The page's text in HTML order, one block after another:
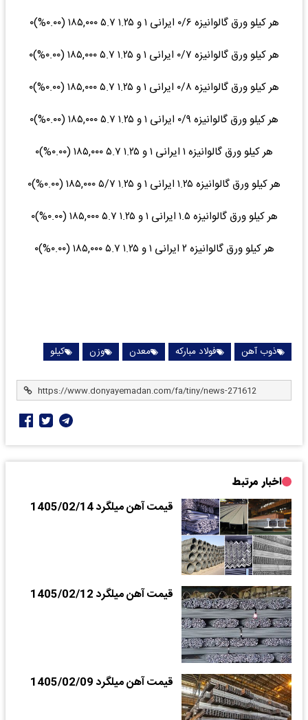
هر کیلو ورق گالوانیزه ۰/۶ ایرانی ۱ و ۱.۲۵ ۵.۷ ۱۸۵,۰۰۰ (۰.۰۰%)۰
هر کیلو ورق گالوانیزه ۰/۷ ایرانی ۱ و ۱.۲۵ ۵.۷ ۱۸۵,۰۰۰ (۰.۰۰%)۰
هر کیلو ورق گالوانیزه ۰/۸ ایرانی ۱ و ۱.۲۵ ۵.۷ ۱۸۵,۰۰۰ (۰.۰۰%)۰
هر کیلو ورق گالوانیزه ۰/۹ ایرانی ۱ و ۱.۲۵ ۵.۷ ۱۸۵,۰۰۰ (۰.۰۰%)۰
هر کیلو ورق گالوانیزه ۱ ایرانی ۱ و ۱.۲۵ ۵.۷ ۱۸۵,۰۰۰ (۰.۰۰%)۰
هر کیلو ورق گالوانیزه ۱.۲۵ ایرانی ۱ و ۱.۲۵ ۵/۷ ۱۸۵,۰۰۰ (۰.۰۰%)۰
هر کیلو ورق گالوانیزه ۱.۵ ایرانی ۱ و ۱.۲۵ ۵.۷ ۱۸۵,۰۰۰ (۰.۰۰%)۰
هر کیلو ورق گالوانیزه ۲ ایرانی ۱ و ۱.۲۵ ۵.۷ ۱۸۵,۰۰۰ (۰.۰۰%)۰
ذوب آهن فولاد مبارکه معدن وزن کیلو
اخبار مرتبط
قیمت آهن میلگرد 1405/02/14
قیمت آهن میلگرد 1405/02/12
قیمت آهن میلگرد 1405/02/09